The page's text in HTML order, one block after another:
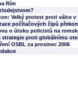
Rím
Velký protest proti válce v
počítačových čipů
o útoku policistů na
strategie proti globálnímu
OSBL za prosinec 2006